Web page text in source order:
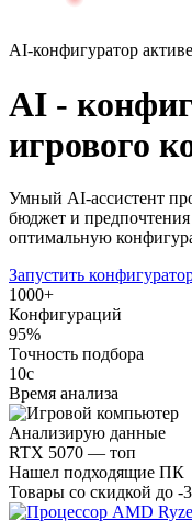
AI-конфигуратор
AI -
игрового
Умный AI-ассистент
бюджет и
оптимальную
Запустить
1000+
Конфигураций
95%
Точность подбора
10с
Время анализа
Анализирую данные
RTX 5070 — топ
Нашел подходящие ПК
Товары со скидкой до -